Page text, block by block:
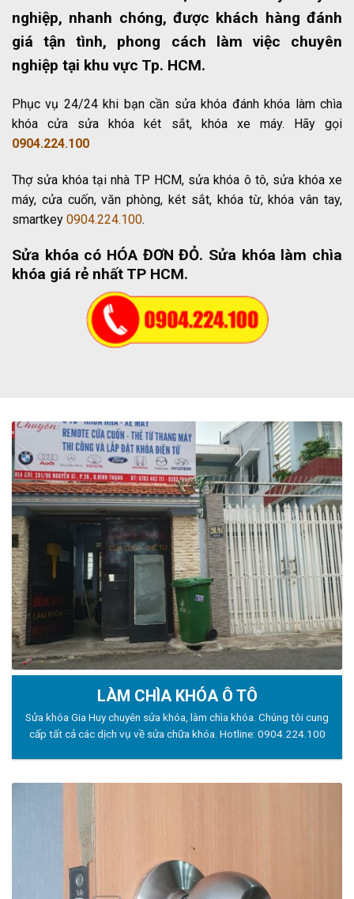
nghiệp, nhanh chóng, được khách hàng đánh
giá tận tình, phong cách làm việc chuyên
nghiệp tại khu vực Tp. HCM.
Phục vụ 24/24 khi bạn cần sửa khóa đánh khóa làm chìa
khóa cửa sửa khóa két sắt, khóa xe máy. Hãy gọi
0904.224.100
Thợ sửa khóa tại nhà TP HCM, sửa khóa ô tô, sửa khóa xe
máy, cửa cuốn, văn phòng, két sắt, khóa từ, khóa vân tay,
smartkey 0904.224.100.
Sửa khóa có HÓA ĐƠN ĐỎ. Sửa khóa làm chìa
khóa giá rẻ nhất TP HCM.
LÀM CHÌA KHÓA Ô TÔ
Sửa khóa Gia Huy chuyên sửa khóa, làm chìa khóa. Chúng tôi cung
cấp tất cả các dịch vụ về sửa chữa khóa. Hotline: 0904.224.100